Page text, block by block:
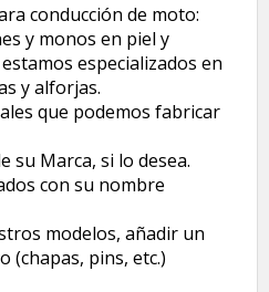
conducción de moto:
y monos en piel y
especializados en
y alforjas.
que podemos fabricar
su Marca, si lo desea.
con su nombre
modelos, añadir un
(chapas, pins, etc.)